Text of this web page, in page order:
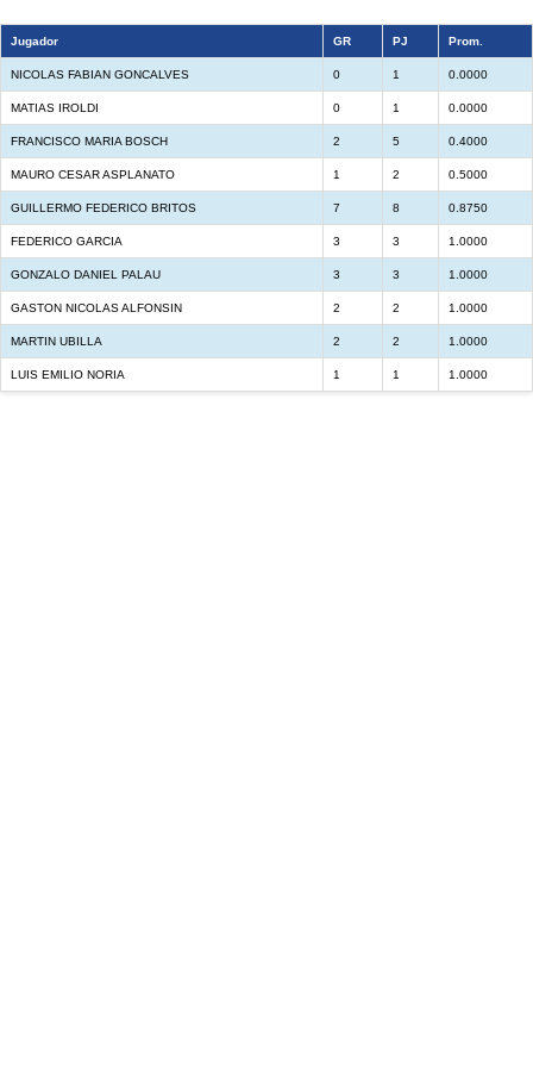
Jugador GR PJ Prom.
NICOLAS FABIAN GONCALVES 0 1 0.0000
MATIAS IROLDI 0 1 0.0000
FRANCISCO MARIA BOSCH 2 5 0.4000
MAURO CESAR ASPLANATO 1 2 0.5000
GUILLERMO FEDERICO BRITOS 7 8 0.8750
FEDERICO GARCIA 3 3 1.0000
GONZALO DANIEL PALAU 3 3 1.0000
GASTON NICOLAS ALFONSIN 2 2 1.0000
MARTIN UBILLA 2 2 1.0000
LUIS EMILIO NORIA 1 1 1.0000